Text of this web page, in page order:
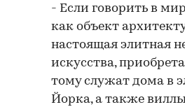
- Если говорить в
как объект
настоящая элитная
искусства,
тому служат дома в
Йорка, а также